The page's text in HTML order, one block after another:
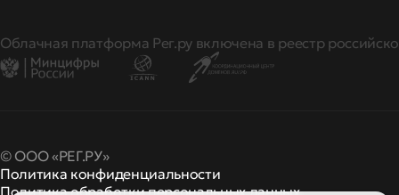
Облачная платформа Рег.ру включена в реестр
© ООО «РЕГ.РУ»
Политика конфиденциальности
Политика обработки персональных данных